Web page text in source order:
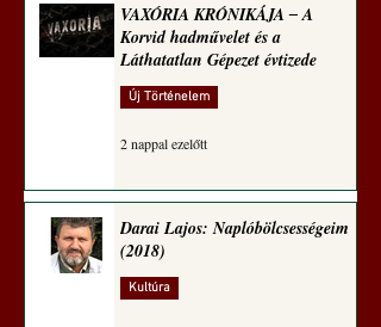
VAXÓRIA KRÓNIKÁJA ‒ A
Korvid hadművelet és a
Láthatatlan Gépezet évtizede
Új Történelem
2 nappal ezelőtt
Darai Lajos: Naplóbölcsességeim
(2018)
Kultúra